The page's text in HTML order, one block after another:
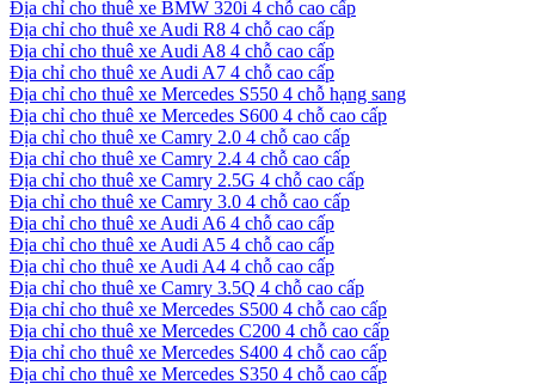
Địa chỉ cho thuê xe BMW 320i 4 chỗ cao cấp
Địa chỉ cho thuê xe Audi R8 4 chỗ cao cấp
Địa chỉ cho thuê xe Audi A8 4 chỗ cao cấp
Địa chỉ cho thuê xe Audi A7 4 chỗ cao cấp
Địa chỉ cho thuê xe Mercedes S550 4 chỗ hạng sang
Địa chỉ cho thuê xe Mercedes S600 4 chỗ cao cấp
Địa chỉ cho thuê xe Camry 2.0 4 chỗ cao cấp
Địa chỉ cho thuê xe Camry 2.4 4 chỗ cao cấp
Địa chỉ cho thuê xe Camry 2.5G 4 chỗ cao cấp
Địa chỉ cho thuê xe Camry 3.0 4 chỗ cao cấp
Địa chỉ cho thuê xe Audi A6 4 chỗ cao cấp
Địa chỉ cho thuê xe Audi A5 4 chỗ cao cấp
Địa chỉ cho thuê xe Audi A4 4 chỗ cao cấp
Địa chỉ cho thuê xe Camry 3.5Q 4 chỗ cao cấp
Địa chỉ cho thuê xe Mercedes S500 4 chỗ cao cấp
Địa chỉ cho thuê xe Mercedes C200 4 chỗ cao cấp
Địa chỉ cho thuê xe Mercedes S400 4 chỗ cao cấp
Địa chỉ cho thuê xe Mercedes S350 4 chỗ cao cấp